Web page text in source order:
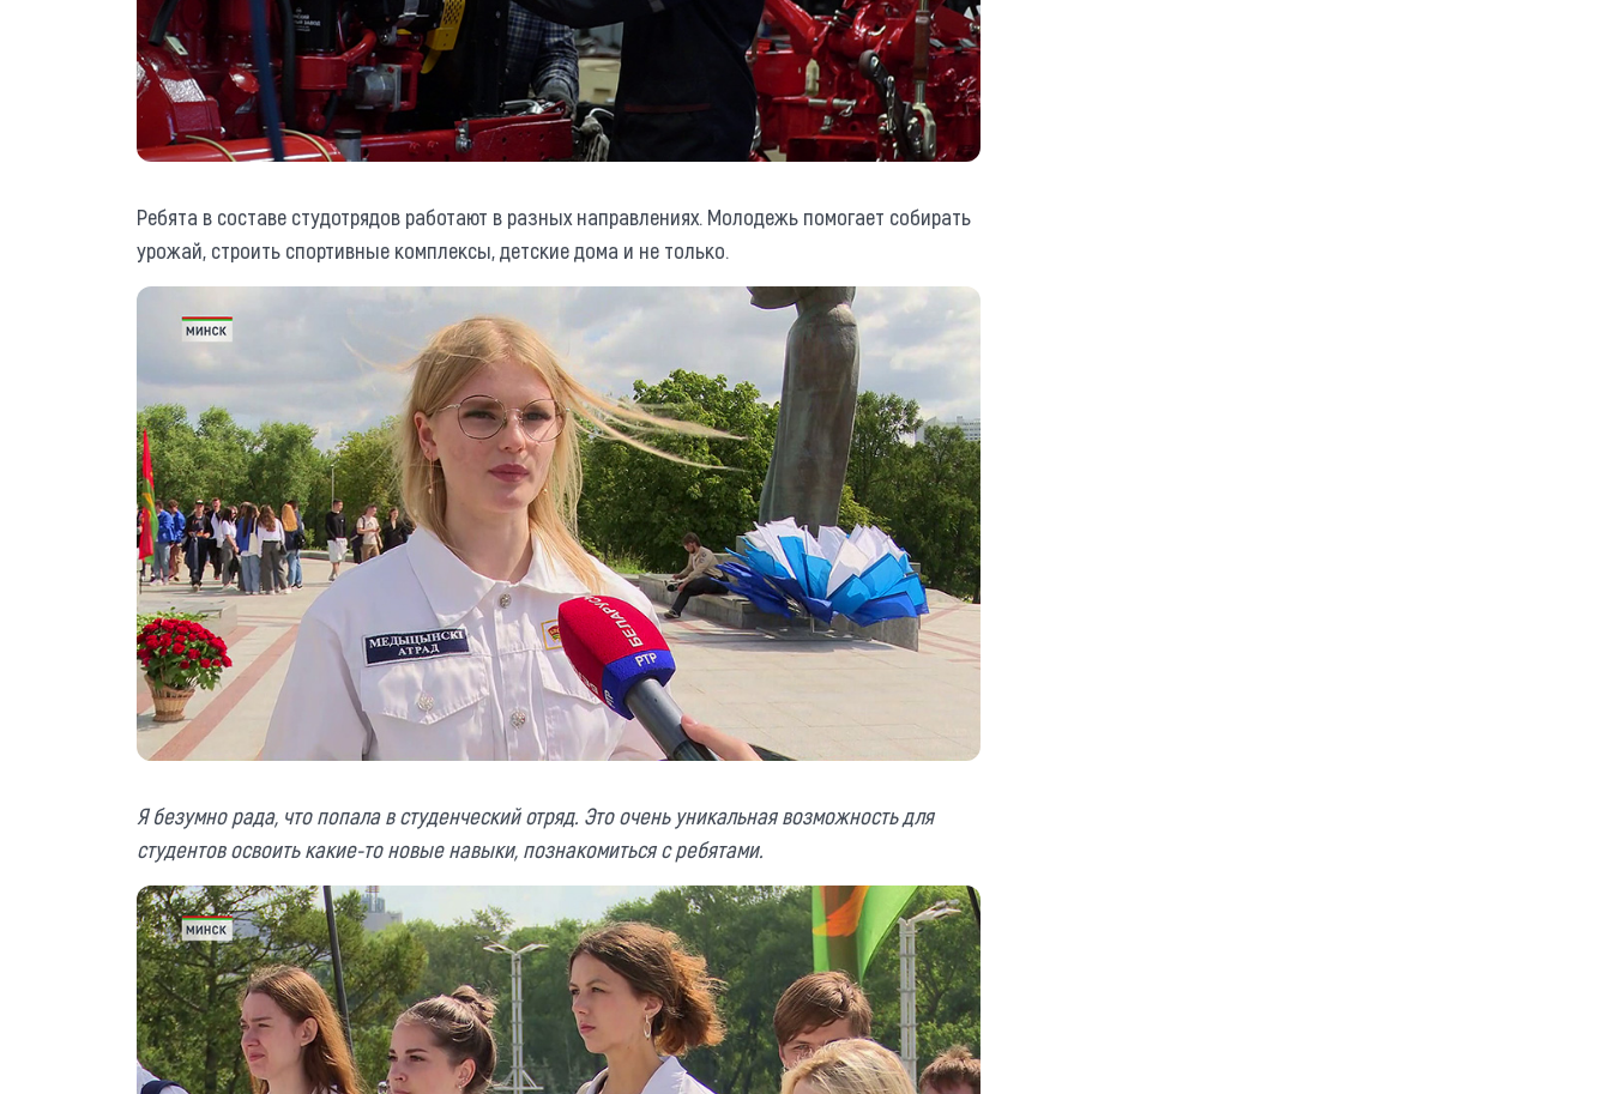
Ребята в составе студотрядов работают в разных направлениях. Молодежь помогает собирать
урожай, строить спортивные комплексы, детские дома и не только.
Я безумно рада, что попала в студенческий отряд. Это очень уникальная возможность для
студентов освоить какие-то новые навыки, познакомиться с ребятами.